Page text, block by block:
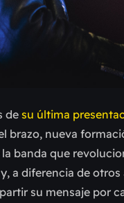
de su última
brazo, nueva
banda que
a diferencia de
su mensaje por